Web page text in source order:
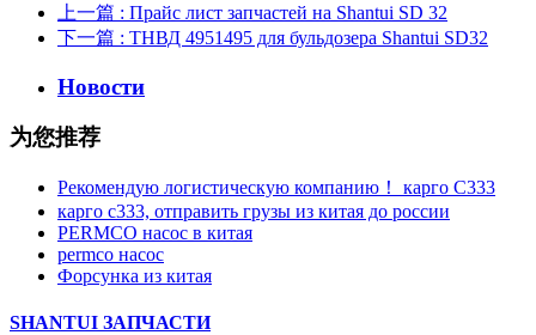
上一篇 : Прайс лист запчастей на Shantui SD 32
下一篇 : ТНВД 4951495 для бульдозера Shantui SD32
Новости
为您推荐
Рекомендую логистическую компанию！ карго C333
карго с333, отправить грузы из китая до россии
PERMCO насос в китая
permco насос
Форсунка из китая
SHANTUI ЗАПЧАСТИ